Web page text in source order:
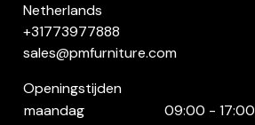
Netherlands
+31773977888
sales@pmfurniture.com
Openingstijden
maandag
09:00 - 17:00